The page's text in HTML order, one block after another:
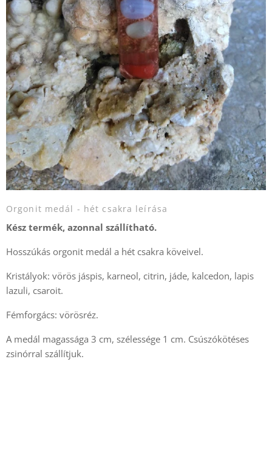
Orgonit medál - hét csakra leírása
Kész termék, azonnal szállítható.
Hosszúkás orgonit medál a hét csakra köveivel.
Kristályok: vörös jáspis, karneol, citrin, jáde, kalcedon, lapis
lazuli, csaroit.
Fémforgács: vörösréz.
A medál magassága 3 cm, szélessége 1 cm. Csúszókötéses
zsinórral szállítjuk.